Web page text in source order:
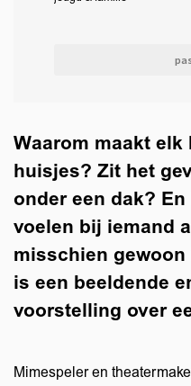
Waarom maakt
huisjes? Zit het
onder een dak?
voelen bij iemand
misschien
is een beeldende
voorstelling over
Mimespeler en